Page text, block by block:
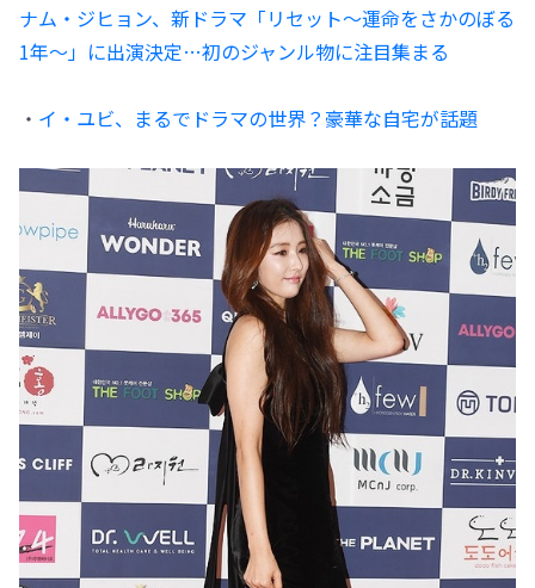
ナム・ジヒョン、新ドラマ「リセット～運命をさかのぼる
1年～」に出演決定…初のジャンル物に注目集まる
・ イ・ユビ、まるでドラマの世界？豪華な自宅が話題